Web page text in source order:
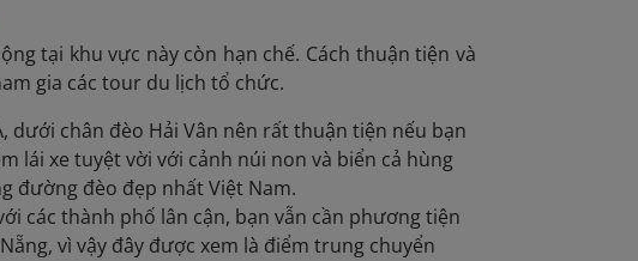
tại khu vực này còn hạn chế. Cách thuận tiện và
gia các tour du lịch tổ chức.
dưới chân đèo Hải Vân nên rất thuận tiện nếu bạn
lái xe tuyệt vời với cảnh núi non và biển cả hùng
đường đèo đẹp nhất Việt Nam.
các thành phố lân cận, bạn vẫn cần phương tiện
vì vậy đây được xem là điểm trung chuyển